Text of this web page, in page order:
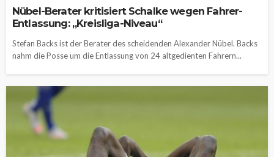
Nübel-Berater kritisiert Schalke wegen Fahrer-
Entlassung: „Kreisliga-Niveau“
Stefan Backs ist der Berater des scheidenden Alexander Nübel. Backs
nahm die Posse um die Entlassung von 24 altgedienten Fahrern...